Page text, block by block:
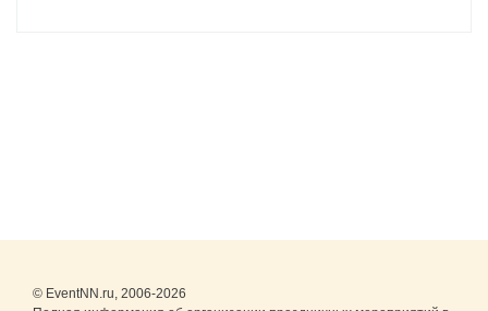
© EventNN.ru, 2006-2026